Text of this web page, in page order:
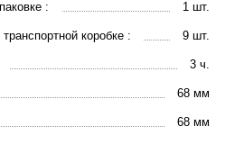
: 1 шт.
коробке : 9 шт.
3 ч.
68 мм
68 мм